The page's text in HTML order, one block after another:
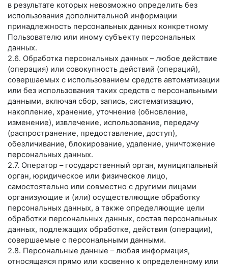
в результате которых невозможно определить без
использования дополнительной информации
принадлежность персональных данных конкретному
Пользователю или иному субъекту персональных
данных.
2.6. Обработка персональных данных – любое действие
(операция) или совокупность действий (операций),
совершаемых с использованием средств автоматизации
или без использования таких средств с персональными
данными, включая сбор, запись, систематизацию,
накопление, хранение, уточнение (обновление,
изменение), извлечение, использование, передачу
(распространение, предоставление, доступ),
обезличивание, блокирование, удаление, уничтожение
персональных данных.
2.7. Оператор – государственный орган, муниципальный
орган, юридическое или физическое лицо,
самостоятельно или совместно с другими лицами
организующие и (или) осуществляющие обработку
персональных данных, а также определяющие цели
обработки персональных данных, состав персональных
данных, подлежащих обработке, действия (операции),
совершаемые с персональными данными.
2.8. Персональные данные – любая информация,
относящаяся прямо или косвенно к определенному или